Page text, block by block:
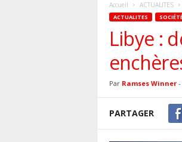
Accueil ACTUALITES
ACTUALITES
Libye :
Par Ramses Winner-
PARTAGER